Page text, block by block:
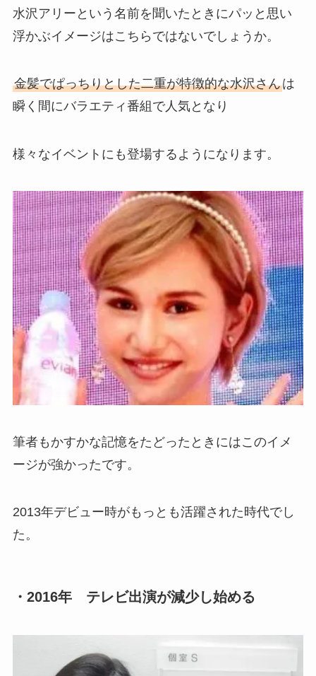
水沢アリーという名前を聞いたときにパッと思い
浮かぶイメージはこちらではないでしょうか。
金髪でぱっちりとした二重が特徴的な水沢さんは
瞬く間にバラエティ番組で人気となり
様々なイベントにも登場するようになります。
筆者もかすかな記憶をたどったときにはこのイメ
ージが強かったです。
2013年デビュー時がもっとも活躍された時代でし
た。
・2016年 テレビ出演が減少し始める